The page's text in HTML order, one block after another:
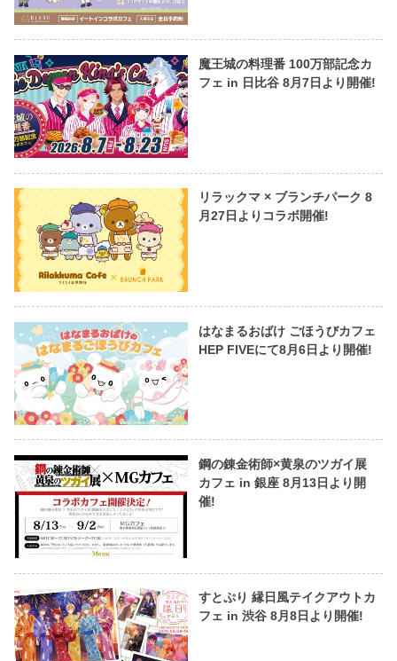
魔王城の料理番 100万部記念カ
フェ in 日比谷 8月7日より開催!
リラックマ × ブランチパーク 8
月27日よりコラボ開催!
はなまるおばけ ごほうびカフェ
HEP FIVEにて8月6日より開催!
鋼の錬金術師×黄泉のツガイ展
カフェ in 銀座 8月13日より開
催!
すとぷり 縁日風テイクアウトカ
フェ in 渋谷 8月8日より開催!